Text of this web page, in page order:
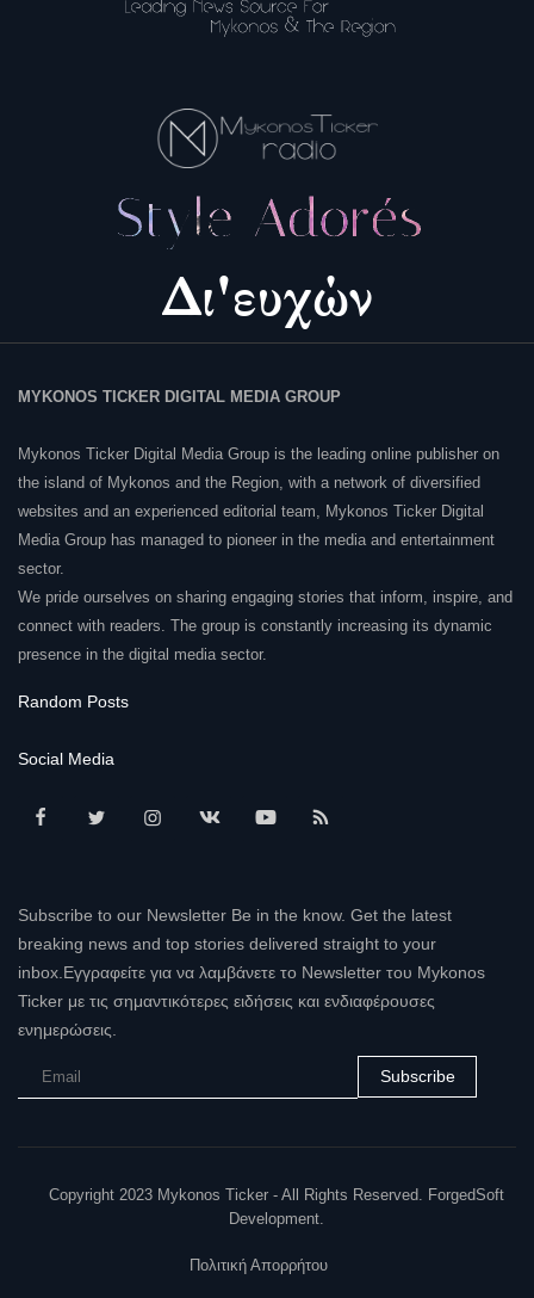
MYKONOS TICKER DIGITAL MEDIA GROUP
Mykonos Ticker Digital Media Group is the leading online publisher on
the island of Mykonos and the Region, with a network of diversified
websites and an experienced editorial team, Mykonos Ticker Digital
Media Group has managed to pioneer in the media and entertainment
sector.
We pride ourselves on sharing engaging stories that inform, inspire, and
connect with readers. The group is constantly increasing its dynamic
presence in the digital media sector.
Random Posts
Social Media
Subscribe to our Newsletter Be in the know. Get the latest
breaking news and top stories delivered straight to your
inbox.Εγγραφείτε για να λαμβάνετε το Newsletter του Mykonos
Ticker με τις σημαντικότερες ειδήσεις και ενδιαφέρουσες
ενημερώσεις.
Subscribe
Copyright 2023 Mykonos Ticker - All Rights Reserved. ForgedSoft
Development.
Πολιτική Απορρήτου